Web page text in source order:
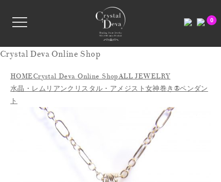
0
Crystal Deva Online Shop
HOMECrystal Deva Online ShopALL JEWELRY
水晶・レムリアンクリスタル・アメジスト女神巻き®ペンダン
ト